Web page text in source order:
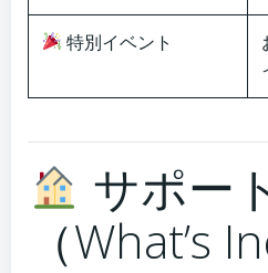
特別イベント
サポー
（What’s